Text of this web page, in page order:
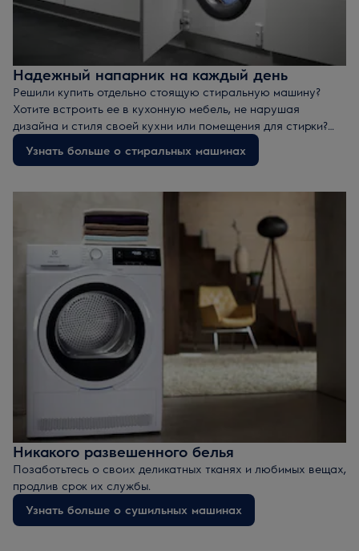
Надежный напарник на каждый день
Решили купить отдельно стоящую стиральную машину?
Хотите встроить ее в кухонную мебель, не нарушая
дизайна и стиля своей кухни или помещения для стирки?
Мы поможем вам найти идеальную стиральную машину.
Узнать больше о стиральных машинах
Никакого развешенного белья
Позаботьтесь о своих деликатных тканях и любимых вещах,
продлив срок их службы.
Узнать больше о сушильных машинах